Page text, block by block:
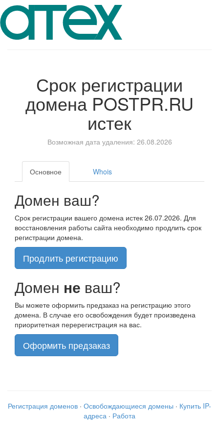
Срок регистрации
домена POSTPR.RU
истек
Возможная дата удаления: 26.08.2026
Основное Whois
Домен ваш?
Срок регистрации вашего домена истек 26.07.2026. Для
восстановления работы сайта необходимо продлить срок
регистрации домена.
Продлить регистрацию
Домен не ваш?
Вы можете оформить предзаказ на регистрацию этого
домена. В случае его освобождения будет произведена
приоритетная перерегистрация на вас.
Оформить предзаказ
Регистрация доменов · Освобождающиеся домены · Купить IP-
адреса · Работа